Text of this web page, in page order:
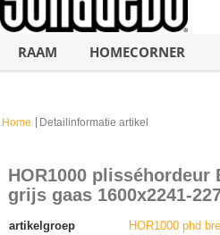
RAAM HOMECORNER
Home Detailinformatie artikel
HOR1000 plisséhordeur
grijs gaas 1600x2241-
artikelgroep
HOR1000 phd